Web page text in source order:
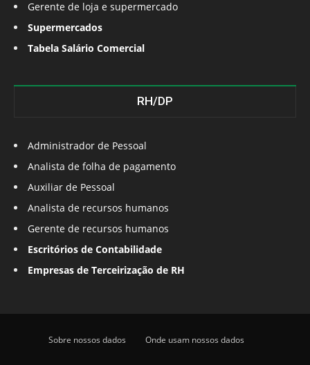
Gerente de loja e supermercado
Supermercados
Tabela Salário Comercial
RH/DP
Administrador de Pessoal
Analista de folha de pagamento
Auxiliar de Pessoal
Analista de recursos humanos
Gerente de recursos humanos
Escritórios de Contabilidade
Empresas de Terceirização de RH
Sobre nossos dados Onde usam nossos dados